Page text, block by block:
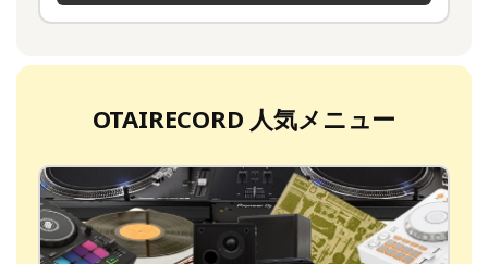
OTAIRECORD 人気メニュー